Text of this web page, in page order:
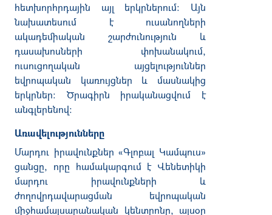
հետխորհրդային
այլ երկրներում: Այն
նախատեսում
է
ուսանողների
ակադեմիական
շարժունություն
և
դասախոսների
փոխանակում,
ուսուցողական
այցելություններ
եվրոպական
կառույցներ և
մասնակից
երկրներ: Ծրագիրն իրականացվում
է
անգլերենով:
Առավելությունները
Մարդու իրավունքներ «Գլոբալ Կամպուս»
ցանցը, որը համակարգում է Վենետիկի
մարդու
իրավունքների
և
ժողովրդավարացման
եվրոպական
միջհամալսարանական կենտրոնը, այսօր